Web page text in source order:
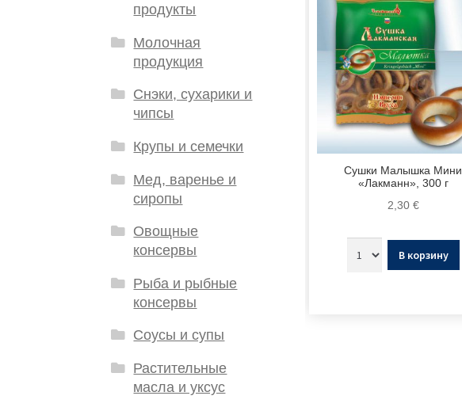
Сушки Малышка Мини
«Лакманн», 300 г
2,30 €
В корзину
продукты
Молочная
продукция
Снэки, сухарики и
чипсы
Крупы и семечки
Мед, варенье и
сиропы
Овощные
консервы
Рыба и рыбные
консервы
Соусы и супы
Растительные
масла и уксус